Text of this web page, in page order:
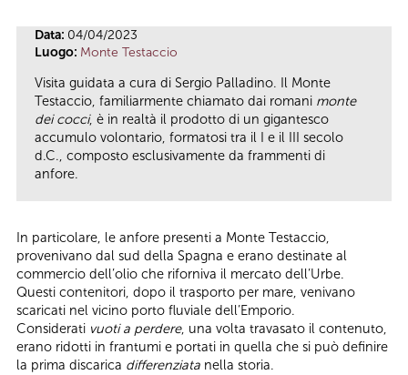
Data: 04/04/2023
Luogo: Monte Testaccio
Visita guidata a cura di Sergio Palladino. Il Monte
Testaccio, familiarmente chiamato dai romani monte
dei cocci, è in realtà il prodotto di un gigantesco
accumulo volontario, formatosi tra il I e il III secolo
d.C., composto esclusivamente da frammenti di
anfore.
In particolare, le anfore presenti a Monte Testaccio,
provenivano dal sud della Spagna e erano destinate al
commercio dell’olio che riforniva il mercato dell’Urbe.
Questi contenitori, dopo il trasporto per mare, venivano
scaricati nel vicino porto fluviale dell’Emporio.
Considerati vuoti a perdere, una volta travasato il contenuto,
erano ridotti in frantumi e portati in quella che si può definire
la prima discarica differenziata nella storia.